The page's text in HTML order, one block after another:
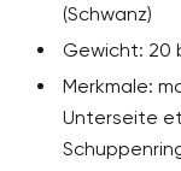
(Schwanz)
Gewicht: 20
Merkmale:
Unterseite